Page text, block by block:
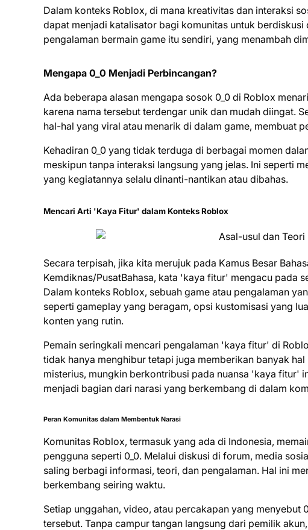
Dalam konteks Roblox, di mana kreativitas dan interaksi
dapat menjadi katalisator bagi komunitas untuk
pengalaman bermain game itu sendiri, yang menambah
Mengapa 0_0 Menjadi Perbincangan?
Ada beberapa alasan mengapa sosok 0_0 di Roblox
karena nama tersebut terdengar unik dan mudah diingat.
hal-hal yang viral atau menarik di dalam game, membuat
Kehadiran 0_0 yang tidak terduga di berbagai momen
meskipun tanpa interaksi langsung yang jelas. Ini seperti
yang kegiatannya selalu dinanti-nantikan atau dibahas.
Mencari Arti 'Kaya Fitur' dalam Konteks Roblox
Secara terpisah, jika kita merujuk pada Kamus Besar
Kemdiknas/PusatBahasa, kata 'kaya fitur' mengacu pada
Dalam konteks Roblox, sebuah game atau pengalaman
seperti gameplay yang beragam, opsi kustomisasi yang
konten yang rutin.
Pemain seringkali mencari pengalaman 'kaya fitur' di
tidak hanya menghibur tetapi juga memberikan banyak
misterius, mungkin berkontribusi pada nuansa 'kaya fitur'
menjadi bagian dari narasi yang berkembang di dalam
Peran Komunitas dalam Membentuk Narasi
Komunitas Roblox, termasuk yang ada di Indonesia,
pengguna seperti 0_0. Melalui diskusi di forum, media
saling berbagi informasi, teori, dan pengalaman. Hal ini
berkembang seiring waktu.
Setiap unggahan, video, atau percakapan yang
tersebut. Tanpa campur tangan langsung dari pemilik